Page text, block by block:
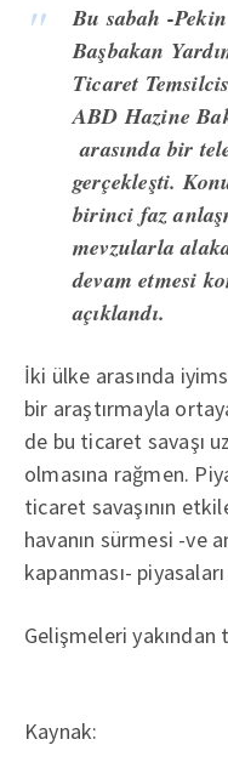
Bu sabah -
Başbakan
Ticaret
ABD Hazine
arasında bir
gerçekleşti.
birinci faz
mevzularla
devam etmesi
açıklandı.
İki ülke arasında
bir araştırmayla
de bu ticaret savaşı
olmasına rağmen.
ticaret savaşının
havanın sürmesi -ve
kapanması-
Gelişmeleri
Kaynak: